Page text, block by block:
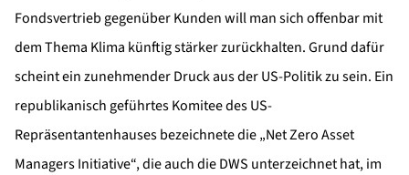
Fondsvertrieb gegenüber Kunden will man sich offenbar mit
dem Thema Klima künftig stärker zurückhalten. Grund dafür
scheint ein zunehmender Druck aus der US-Politik zu sein. Ein
republikanisch geführtes Komitee des US-
Repräsentantenhauses bezeichnete die „Net Zero Asset
Managers Initiative“, die auch die DWS unterzeichnet hat, im